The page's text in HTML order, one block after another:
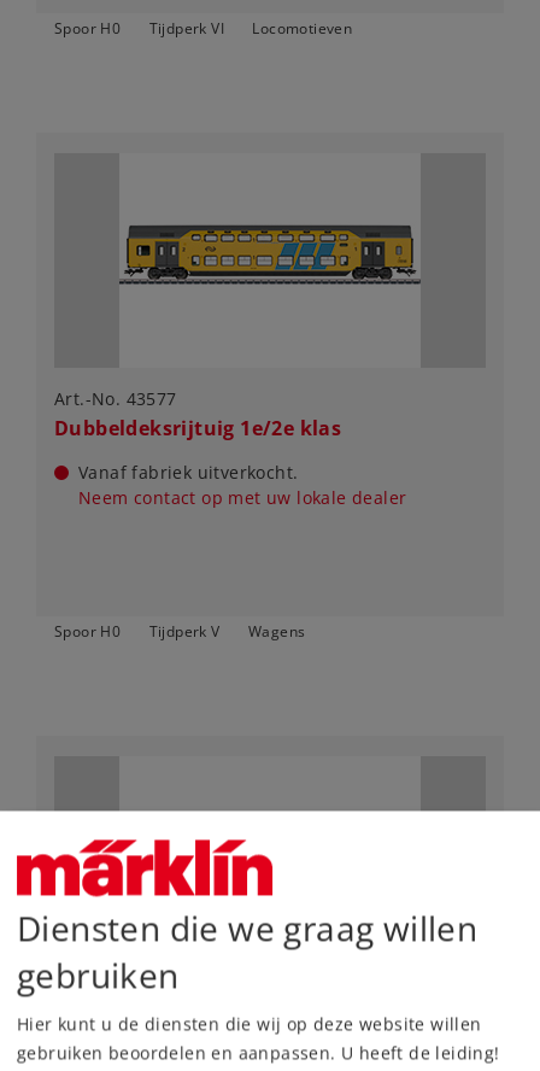
Spoor H0 Tijdperk VI Locomotieven
Art.-No. 43577
Dubbeldeksrijtuig 1e/2e klas
Vanaf fabriek uitverkocht.
Neem contact op met uw lokale dealer
Spoor H0 Tijdperk V Wagens
Dubbeldeksrijtuig 2e klas
Diensten die we graag willen
gebruiken
Hier kunt u de diensten die wij op deze website willen
gebruiken beoordelen en aanpassen. U heeft de leiding!